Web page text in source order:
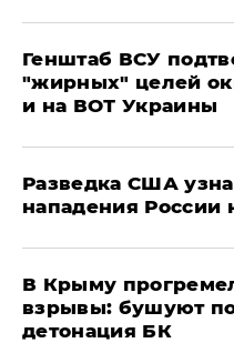
Генштаб ВСУ
"жирных" целей
и на ВОТ Украины
Разведка США
нападения России
В Крыму
взрывы: бушуют
детонация БК